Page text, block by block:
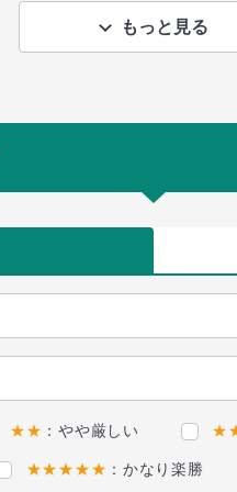
もっと見る
★★ ：やや厳しい
★★★★★ ：かなり楽勝